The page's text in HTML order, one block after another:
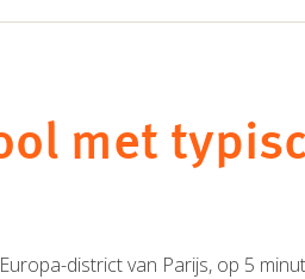
met
district van Parijs, op 5